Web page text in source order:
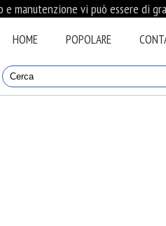
e manutenzione vi può essere di
HOME POPOLARE